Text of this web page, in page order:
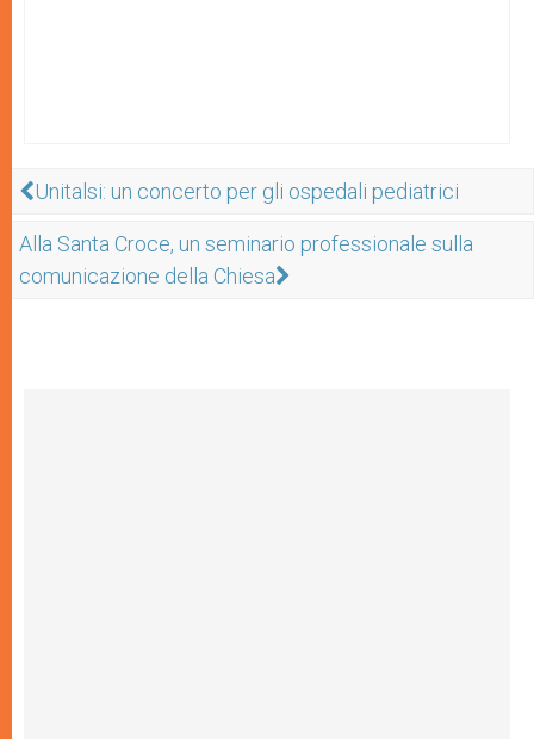
Unitalsi: un concerto per gli ospedali pediatrici
Alla Santa Croce, un seminario professionale sulla
comunicazione della Chiesa